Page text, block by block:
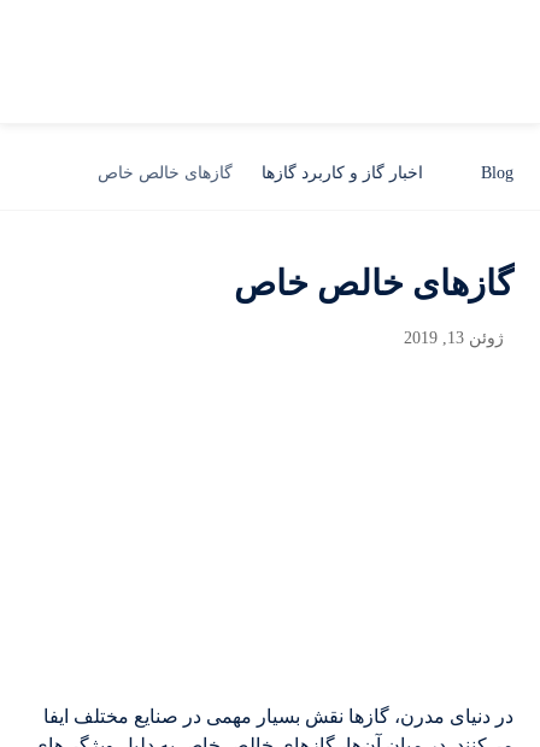
Blog اخبار گاز و کاربرد گازها گازهای خالص خاص
گازهای خالص خاص
ژوئن 13, 2019
در دنیای مدرن، گازها نقش بسیار مهمی در صنایع مختلف ایفا